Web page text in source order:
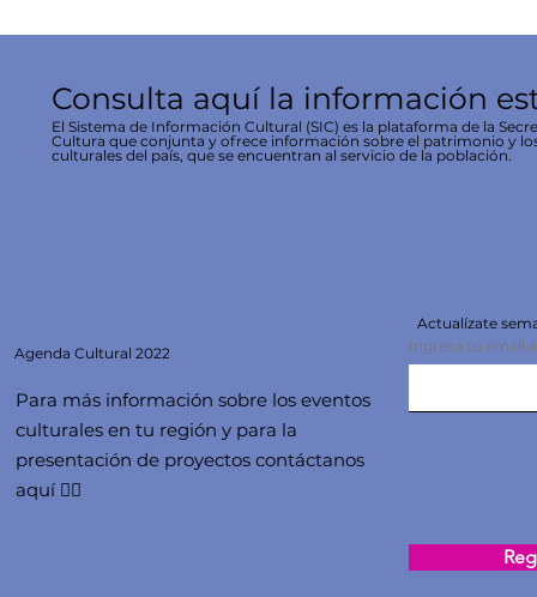
Consulta aquí la información
El Sistema de Información Cultural (SIC) es la plataforma de la
Cultura que conjunta y ofrece información sobre el patrimonio y
culturales del país, que se encuentran al servicio de la población.
Agenda Cultural 2022
Para más información sobre los eventos
culturales en tu región y para la
presentación de proyectos contáctanos
aquí 👇🏻
Actualízate
Ingresa tu email